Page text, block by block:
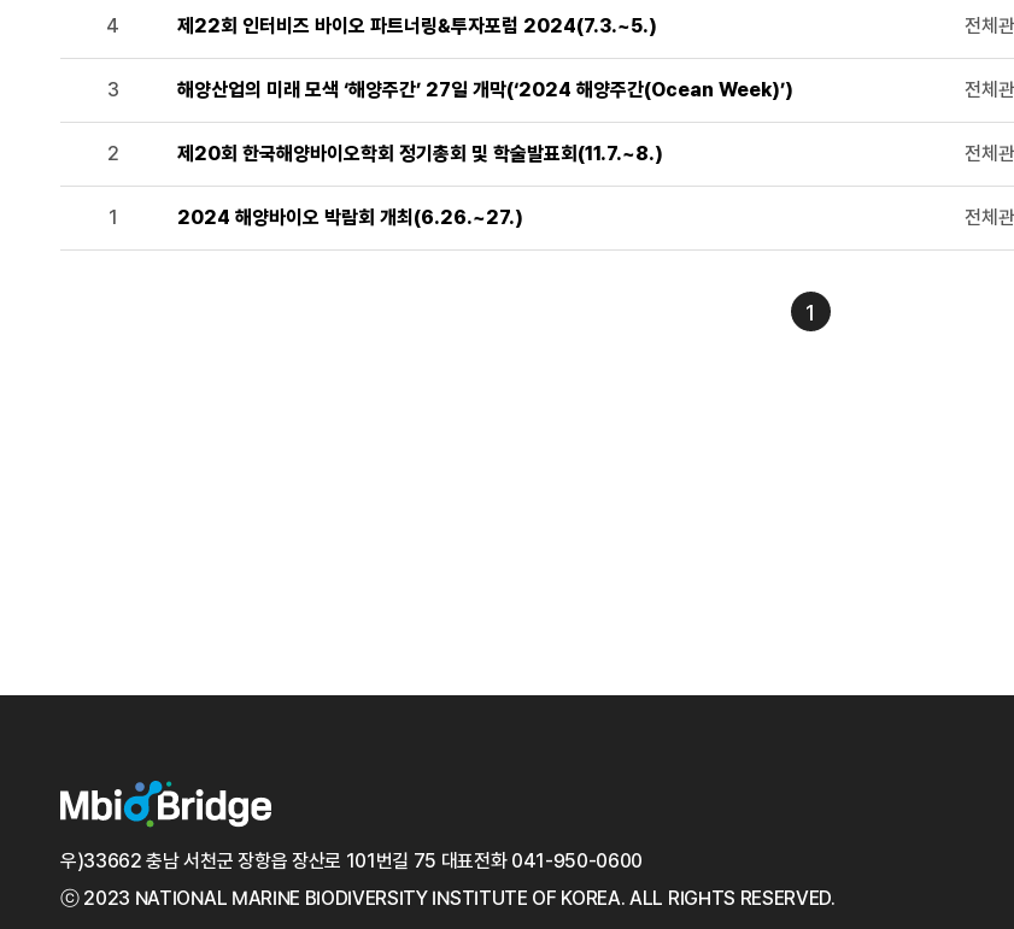
4 제22회 인터비즈 바이오 파트너링&투자포럼 2024(7.3.~5.) 전체
3 해양산업의 미래 모색 ‘해양주간’ 27일 개막(‘2024 해양주간(Ocean Week)’) 전체
2 제20회 한국해양바이오학회 정기총회 및 학술발표회(11.7.~8.) 전체
1 2024 해양바이오 박람회 개최(6.26.~27.) 전체
1
우)33662 충남 서천군 장항읍 장산로 101번길 75 대표전화 041-950-0600
ⓒ 2023 NATIONAL MARINE BIODIVERSITY INSTITUTE OF KOREA. ALL RIGHTS RESERVED.